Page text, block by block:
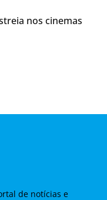
nos cinemas
de notícias e